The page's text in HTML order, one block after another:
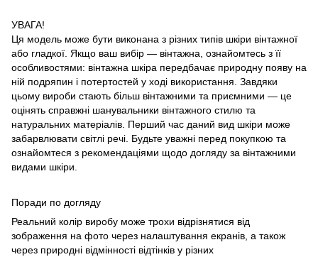
УВАГА!
Ця модель може бути виконана з різних типів шкіри вінтажної
або гладкої. Якщо ваш вибір — вінтажна, ознайомтесь з її
особливостями: вінтажна шкіра передбачає природну появу на
ній подряпин і потертостей у ході використання. Завдяки
цьому вироби стають більш вінтажними та приємними — це
оцінять справжні шанувальники вінтажного стилю та
натуральних матеріалів. Перший час даний вид шкіри може
забарвлювати світлі речі. Будьте уважні перед покупкою та
ознайомтеся з рекомендаціями щодо догляду за вінтажними
видами шкіри.
Поради по догляду
Реальний колір виробу може трохи відрізнятися від
зображення на фото через налаштування екранів, а також
через природні відмінності відтінків у різних